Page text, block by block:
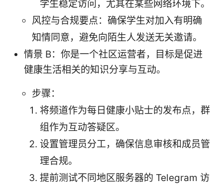
学生稳定访问，尤其在某些网络环境下。
风控与合规要点：确保学生对加入有明确
知情同意，避免向陌生人发送无关邀请。
情景 B：你是一个社区运营者，目标是促进
健康生活相关的知识分享与互动。
步骤：
将频道作为每日健康小贴士的发布点，群
组作为互动答疑区。
设置管理员分工，确保信息审核和成员管
理合规。
提前测试不同地区服务器的 Telegram 访